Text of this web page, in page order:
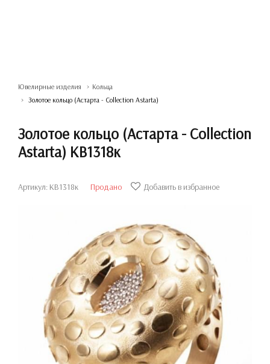
Ювелирные изделия
Кольца
Золотое кольцо (Астарта - Collection Astarta)
Золотое кольцо (Астарта - Collection
Astarta) КВ1318к
Артикул: КВ1318к Продано Добавить в избранное